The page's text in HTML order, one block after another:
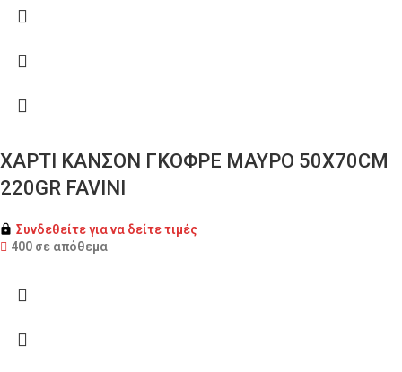
ΧΑΡΤΙ ΚΑΝΣΟΝ ΓΚΟΦΡΕ ΜΑΥΡΟ 50X70CM
220GR FAVINI
Συνδεθείτε για να δείτε τιμές
400 σε απόθεμα